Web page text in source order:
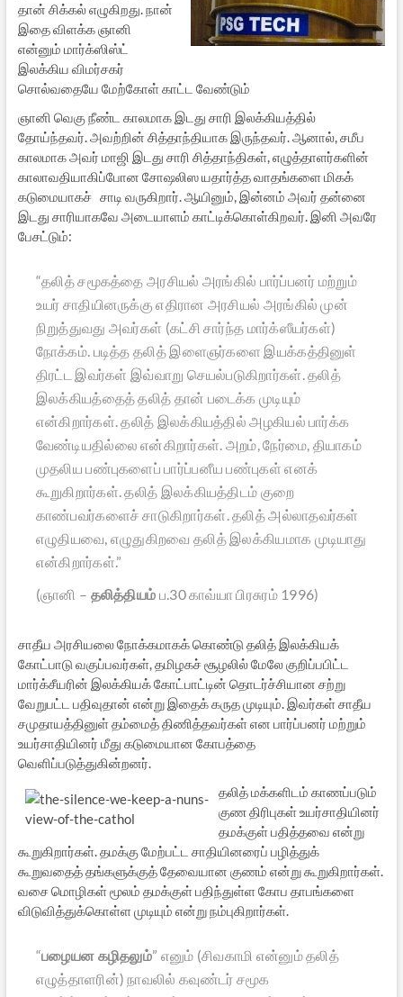
தான் சிக்கல் எழுகிறது. நான்
இதை விளக்க ஞானி
என்னும் மார்க்ஸிஸ்ட்
இலக்கிய விமர்சகர்
சொல்வதையே மேற்கோள் காட்ட வேண்டும்
ஞானி வெகு நீண்ட காலமாக இடது சாரி இலக்கியத்தில்
தோய்ந்தவர். அவற்றின் சித்தாந்தியாக இருந்தவர். ஆனால், சமீப
காலமாக அவர் மாஜி இடது சாரி சித்தாந்திகள், எழுத்தாளர்களின்
காலாவதியாகிப்போன சோஷலிஸ யதார்த்த வாதங்களை மிகக்
கடுமையாகச் சாடி வருகிறார். ஆயினும், இன்னம் அவர் தன்னை
இடது சாரியாகவே அடையாளம் காட்டிக்கொள்கிறவர். இனி அவரே
பேசட்டும்:
“தலித் சமூகத்தை அரசியல் அரங்கில் பார்ப்பனர் மற்றும்
உயர் சாதியினருக்கு எதிரான அரசியல் அரங்கில் முன்
நிறுத்துவது அவர்கள் (கட்சி சார்ந்த மார்க்ஸீயர்கள்)
நோக்கம். படித்த தலித் இளைஞர்களை இயக்கத்தினுள்
திரட்ட இவர்கள் இவ்வாறு செயல்படுகிறார்கள். தலித்
இலக்கியத்தைத் தலித் தான் படைக்க முடியும்
என்கிறார்கள். தலித் இலக்கியத்தில் அழகியல் பார்க்க
வேண்டியதில்லை என்கிறார்கள். அறம், நேர்மை, தியாகம்
முதலிய பண்புகளைப் பார்ப்பனீய பண்புகள் எனக்
கூறுகிறார்கள். தலித் இலக்கியத்திடம் குறை
காண்பவர்களைச் சாடுகிறார்கள். தலித் அல்லாதவர்கள்
எழுதியவை, எழுதுகிறவை தலித் இலக்கியமாக முடியாது
என்கிறார்கள்.”
(ஞானி – தலித்தியம் ப.30 காவ்யா பிரசுரம் 1996)
சாதீய அரசியலை நோக்கமாகக் கொண்டு தலித் இலக்கியக்
கோட்பாடு வகுப்பவர்கள், தமிழகச் சூழலில் மேலே குறிப்பபிட்ட
மார்க்சீயரின் இலக்கியக் கோட்பாட்டின் தொடர்ச்சியான சற்று
வேறுபட்ட பதிவுதான் என்று இதைக் கருத முடியும். இவர்கள் சாதீய
சமுதாயத்தினுள் தம்மைத் திணித்தவர்கள் என பார்ப்பனர் மற்றும்
உயர்சாதியினர் மீது கடுமையான கோபத்தை
வெளிப்படுத்துகின்றனர்.
தலித் மக்களிடம் காணப்படும்
குண திரிபுகள் உயர்சாதியினர்
தமக்குள் பதித்தவை என்று
கூறுகிறார்கள். தமக்கு மேற்பட்ட சாதியினரைப் பழித்துக்
கூறுவதைத் தங்களுக்குத் தேவையான குணம் என்று கூறுகிறார்கள்.
வசை மொழிகள் மூலம் தமக்குள் பதிந்துள்ள கோப தாபங்களை
விடுவித்துக்கொள்ள முடியும் என்று நம்புகிறார்கள்.
“பழையன கழிதலும்” எனும் (சிவகாமி என்னும் தலித்
எழுத்தாளரின்) நாவலில் கவுண்டர் சமூக